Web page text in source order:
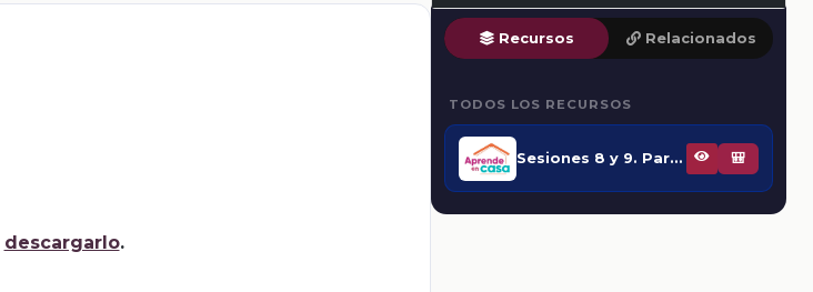
descargarlo.
Recursos Relacionados
TODOS LOS RECURSOS
Sesiones 8 y 9. Para terminar. Fase 9: Realizar y compartir la historieta 🎒